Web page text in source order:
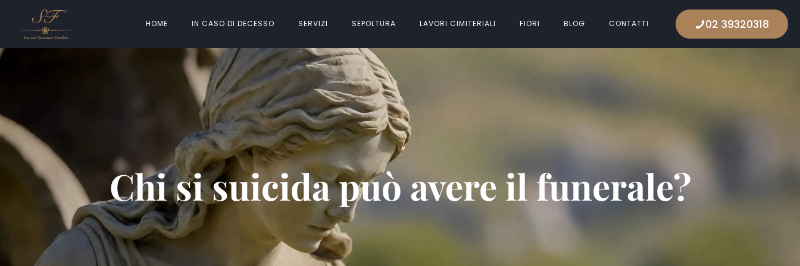
HOME IN CASO DI DECESSO SERVIZI SEPOLTURA LAVORI CIMITERIALI FIORI BLOG CONTATTI 02 39320318
Chi si suicida può avere il funerale?